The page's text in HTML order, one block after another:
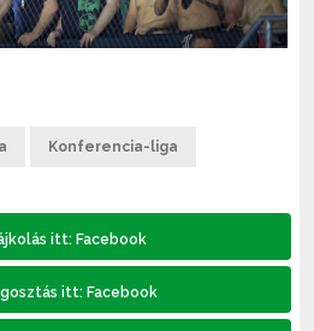
Konferencia-liga